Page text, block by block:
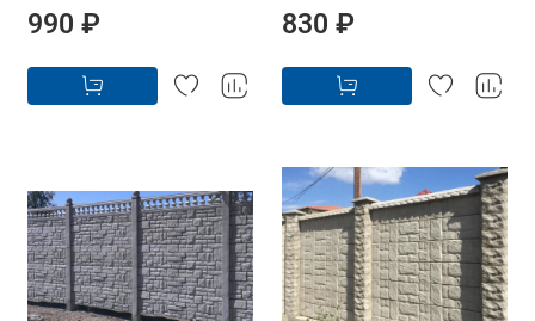
990 ₽ 830 ₽